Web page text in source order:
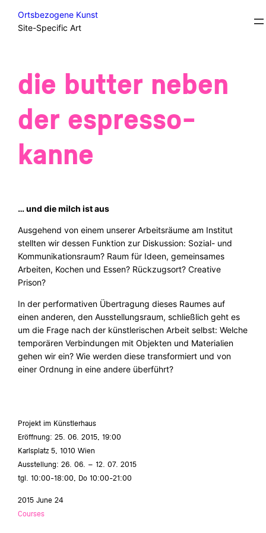
SkipCourses
die butter neben
der espresso-
kanne
… und die milch ist aus
Ausgehend von einem unserer Arbeitsräume am Institut
stellten wir dessen Funktion zur Diskussion: Sozial- und
Kommunikationsraum? Raum für Ideen, gemeinsames
Arbeiten, Kochen und Essen? Rückzugsort? Creative
Prison?
In der performativen Übertragung dieses Raumes auf
einen anderen, den Ausstellungsraum, schließlich geht es
um die Frage nach der künstlerischen Arbeit selbst: Welche
temporären Verbindungen mit Objekten und Materialien
gehen wir ein? Wie werden diese transformiert und von
einer Ordnung in eine andere überführt?
Projekt im Künstlerhaus
Eröffnung: 25. 06. 2015, 19:00
Karlsplatz 5, 1010 Wien
Ausstellung: 26. 06. – 12. 07. 2015
tgl. 10:00-18:00, Do 10:00-21:00
2015 June 24
Courses
Ortsbezogene Kunst
Site-Specific Art